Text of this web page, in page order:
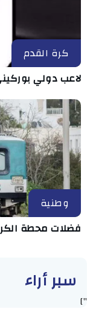
كرة القدم
لاعب دولي
وطنية
فضلات محطة
سبر أراء
"]